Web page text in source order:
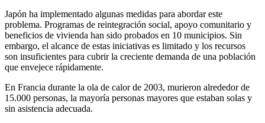
Japón ha implementado algunas medidas para abordar este
problema. Programas de reintegración social, apoyo comunitario y
beneficios de vivienda han sido probados en 10 municipios. Sin
embargo, el alcance de estas iniciativas es limitado y los recursos
son insuficientes para cubrir la creciente demanda de una población
que envejece rápidamente.
En Francia durante la ola de calor de 2003, murieron alrededor de
15.000 personas, la mayoría personas mayores que estaban solas y
sin asistencia adecuada.